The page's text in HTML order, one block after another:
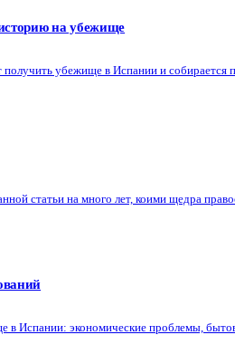
на убежище
убежище в Испании и
статьи на много лет, коими щедра
Испании: экономические проблемы,